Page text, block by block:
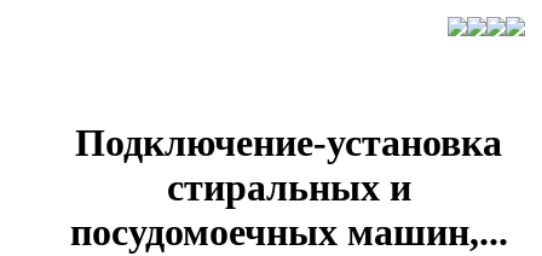
Подключение-установка
стиральных и
посудомоечных машин,...